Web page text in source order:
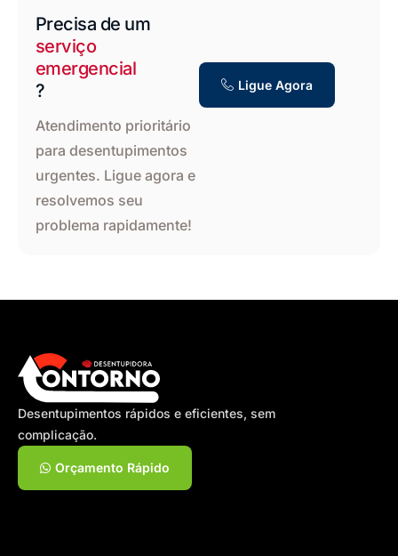
Precisa de um
serviço
emergencial
?
Atendimento prioritário
para desentupimentos
urgentes. Ligue agora e
resolvemos seu
problema rapidamente!
Ligue Agora
Desentupimentos rápidos e eficientes, sem
complicação.
Orçamento Rápido